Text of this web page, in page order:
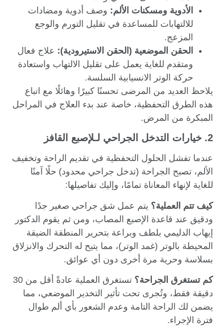
الأدوية ومسكنات الألم: وصف أدوية ومضادات
للالتهابات للمساعدة في تقليل التورم والوجع
المزعج.
الحقن الموضعية (الحقن الاستيرودية): علاج فعال
ومتقدم للغاية يعمل على تقليل الالتهاب واستعادة
حركة الوتر الانسيابية السلسة.
يلاحظ العديد من المرضى تحسنًا كبيرًا وهائلًا مع اتباع
هذه الطرق التحفظية، خاصة عند بدء العلاج في المراحل
المبكرة من المرض.
2. خيارات التدخل الجراحي لـلإصبع القافز
عندما تفشل الحلول التحفظية في تقديم الراحة وتخفيف
الألم، تصبح الجراحة (تدخل جراحي محدود) حلًا آمنًا
للغاية لإنهاء المعاناة تمامًا، وإليك تفاصيلها:
كيف تتم العملية؟ يتم عمل شق جراحي صغير جدًا
ودقيق عند قاعدة الإصبع المصاب، ومن ثم يقوم الدكتور
إيهاب الدليمي بلطف وبراعة بتحرير المنطقة الضيقة
المحيطة بالوتر (غمد الوتر)، مما يتيح له التحرك والانزلاق
بسلاسة وحرية مرة أخرى دون أي عوائق.
كم تستغرق الجراحة؟
تستغرق العملية عادةً أقل من 30
دقيقة فقط، وتُجرى تحت تأثير التخدير الموضعي، مما
يضمن لك الراحة التامة وعدم الشعور بأي ألم طوال
فترة الإجراء.